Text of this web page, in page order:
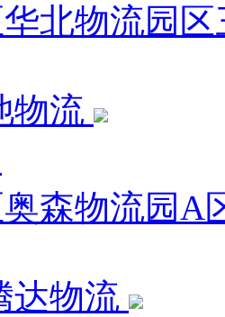
北物流园区
物流
森物流园A
达物流